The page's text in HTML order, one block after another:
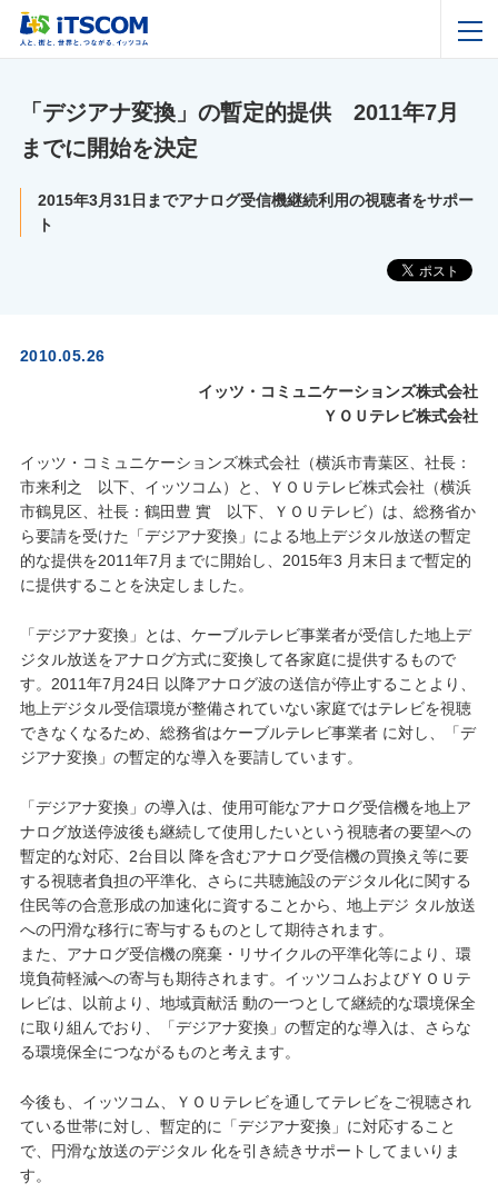
「デジアナ変換」の暫定的提供 2011年7月
までに開始を決定
2015年3月31日までアナログ受信機継続利用の視聴者をサポー
ト
2010.05.26
イッツ・コミュニケーションズ株式会社
ＹＯＵテレビ株式会社
イッツ・コミュニケーションズ株式会社（横浜市青葉区、社長：
市来利之 以下、イッツコム）と、ＹＯＵテレビ株式会社（横浜
市鶴見区、社長：鶴田豊 實 以下、ＹＯＵテレビ）は、総務省か
ら要請を受けた「デジアナ変換」による地上デジタル放送の暫定
的な提供を2011年7月までに開始し、2015年3 月末日まで暫定的
に提供することを決定しました。
「デジアナ変換」とは、ケーブルテレビ事業者が受信した地上デ
ジタル放送をアナログ方式に変換して各家庭に提供するもので
す。2011年7月24日 以降アナログ波の送信が停止することより、
地上デジタル受信環境が整備されていない家庭ではテレビを視聴
できなくなるため、総務省はケーブルテレビ事業者 に対し、「デ
ジアナ変換」の暫定的な導入を要請しています。
「デジアナ変換」の導入は、使用可能なアナログ受信機を地上ア
ナログ放送停波後も継続して使用したいという視聴者の要望への
暫定的な対応、2台目以 降を含むアナログ受信機の買換え等に要
する視聴者負担の平準化、さらに共聴施設のデジタル化に関する
住民等の合意形成の加速化に資することから、地上デジ タル放送
への円滑な移行に寄与するものとして期待されます。
また、アナログ受信機の廃棄・リサイクルの平準化等により、環
境負荷軽減への寄与も期待されます。イッツコムおよびＹＯＵテ
レビは、以前より、地域貢献活 動の一つとして継続的な環境保全
に取り組んでおり、「デジアナ変換」の暫定的な導入は、さらな
る環境保全につながるものと考えます。
今後も、イッツコム、ＹＯＵテレビを通してテレビをご視聴され
ている世帯に対し、暫定的に「デジアナ変換」に対応すること
で、円滑な放送のデジタル 化を引き続きサポートしてまいりま
す。